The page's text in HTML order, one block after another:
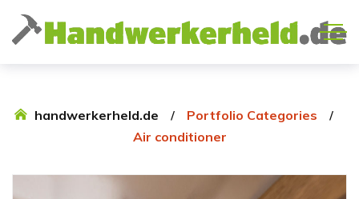
handwerkerheld.de
Portfolio Categories
Air conditioner